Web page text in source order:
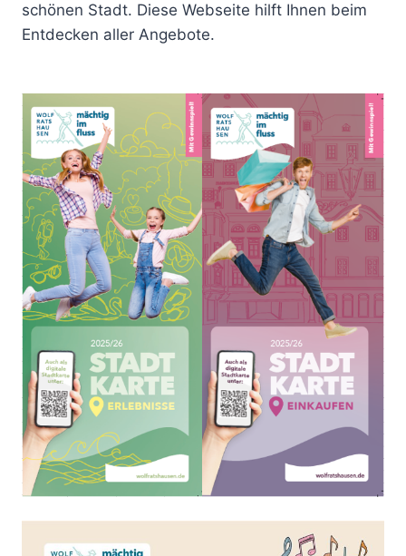
schönen Stadt. Diese Webseite hilft Ihnen beim
Entdecken aller Angebote.